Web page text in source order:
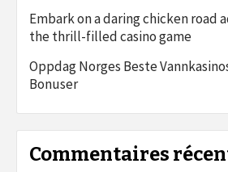
Embark on a daring chicken road
the thrill-filled casino game
Oppdag Norges Beste
Bonuser
Commentaires